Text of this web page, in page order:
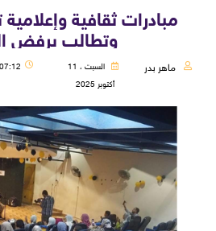
مبادرات ثقافية
وتطالب برفض
ماهر بدر
السبت ، 11
أكتوبر 2025
07:12 م